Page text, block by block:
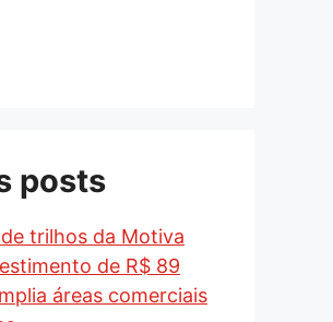
posts
trilhos da Motiva
de R$ 89
áreas comerciais